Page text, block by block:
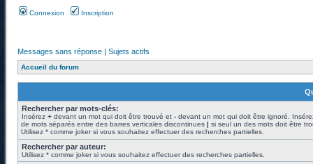
Connexion Inscription
Messages sans réponse | Sujets actifs
Accueil du forum
Rechercher par mots-clés:
Insérez + devant un mot qui doit être trouvé et - devant un mot qui doit être ignoré.
de mots séparés entre des barres verticales discontinues | si seul un des mots doit être
Utilisez * comme joker si vous souhaitez effectuer des recherches partielles.
Rechercher par auteur:
Utilisez * comme joker si vous souhaitez effectuer des recherches partielles.